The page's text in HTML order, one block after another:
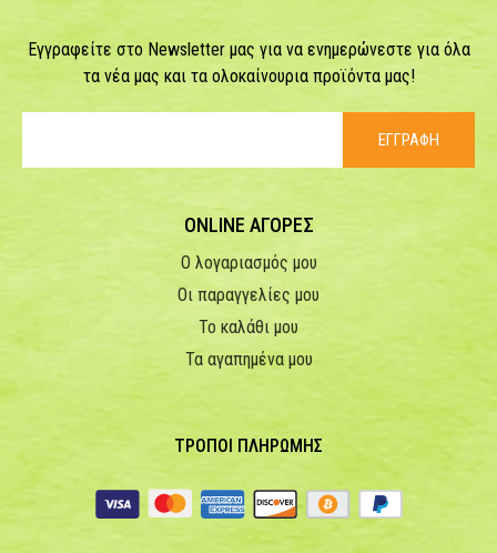
Εγγραφείτε στο Newsletter μας για να ενημερώνεστε για όλα
τα νέα μας και τα ολοκαίνουρια προϊόντα μας!
ΕΓΓΡΑΦΗ
ONLINE ΑΓΟΡΕΣ
Ο λογαριασμός μου
Οι παραγγελίες μου
Το καλάθι μου
Τα αγαπημένα μου
ΤΡΟΠΟΙ ΠΛΗΡΩΜΗΣ